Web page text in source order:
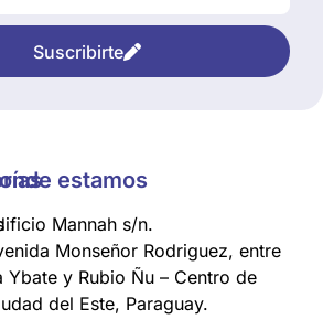
Suscribirte
estamos
Mannah s/n.
Monseñor Rodriguez, entre
Ybate y Rubio Ñu – Centro de
del Este, Paraguay.